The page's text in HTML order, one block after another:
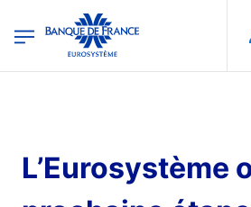
Banque de France - Menu Principal
L’Eurosystème